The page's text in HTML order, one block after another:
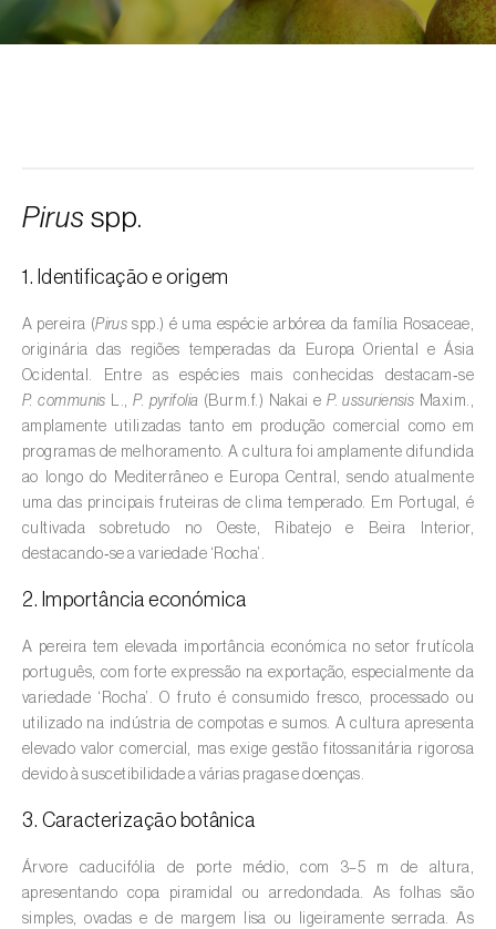
Alface (Lactuca sativa)
Ambientes aquáticos (
valas, canais, açudes, barragens e estações
de tratamento de águas residuais)
Ameixeira ( Prunus domestica L.)
Amendoeira (Prunus dulcis)
Amendoim ( Arachis hypogaea
Amieiro ( Alnus glutinosa
Amoreira (Morus spp. )
Ananás / Abacaxi (Ananas comosus)
Anona ( Annona spp.
Áreas não cultivadas (
Aromáticas, condimentares e medicinais
(Coriandrum, Petroselinum, Mentha, Ocimum,
Melissa, Pimpinella, Rosmarinus e outras)
Arroz (Oryza spp.)
Pirus spp.
1. Identificação e origem
A pereira (Pirus spp.) é uma espécie arbórea da família Rosaceae,
originária das regiões temperadas da Europa Oriental e Ásia
Ocidental. Entre as espécies mais conhecidas destacam‑se
P. communis L., P. pyrifolia (Burm.f.) Nakai eP. ussuriensis Maxim.,
amplamente utilizadas tanto em produção comercial como em
programas de melhoramento. A cultura foi amplamente difundida
ao longo do Mediterrâneo e Europa Central, sendo atualmente
uma das principais fruteiras de clima temperado. Em Portugal, é
cultivada sobretudo no Oeste, Ribatejo e Beira Interior,
destacando‑se a variedade ‘Rocha’.
2. Importância económica
A pereira tem elevada importância económica no setor frutícola
português, com forte expressão na exportação, especialmente da
variedade ‘Rocha’. O fruto é consumido fresco, processado ou
utilizado na indústria de compotas e sumos. A cultura apresenta
elevado valor comercial, mas exige gestão fitossanitária rigorosa
devido à suscetibilidade a várias pragas e doenças.
3. Caracterização botânica
Árvore caducifólia de porte médio, com 3–5 m de altura,
apresentando copa piramidal ou arredondada. As folhas são
simples, ovadas e de margem lisa ou ligeiramente serrada. As